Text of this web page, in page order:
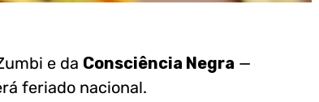
e da Consciência Negra —
feriado nacional.